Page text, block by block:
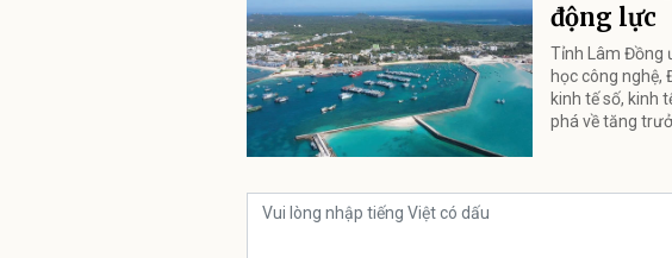
động lực
Tỉnh Lâm Đồng
học công nghệ,
kinh tế số, kinh
phá về tăng